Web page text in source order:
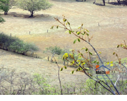
VER DETALLES